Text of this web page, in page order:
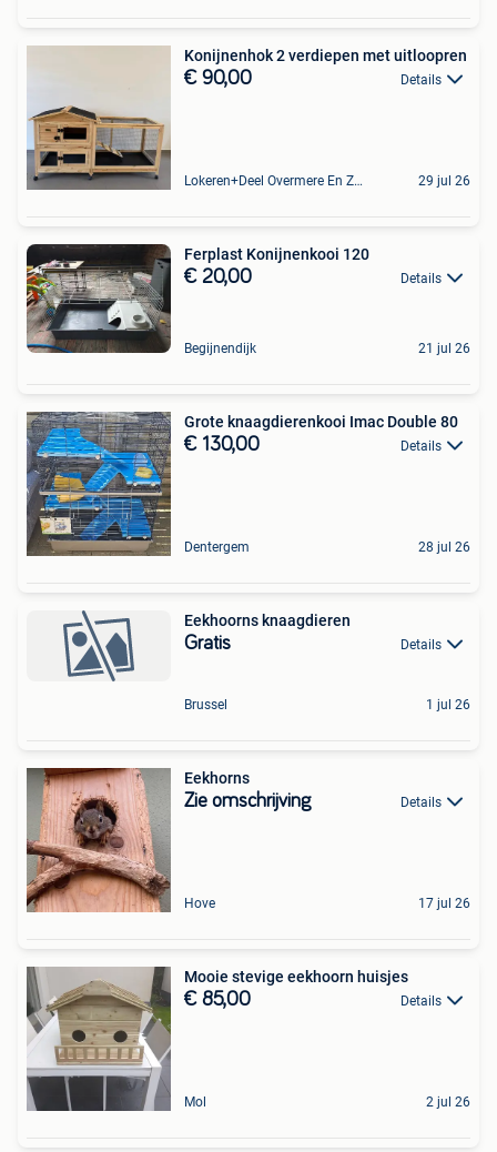
Konijnenhok 2 verdiepen met uitloopren
€ 90,00 Details
Lokeren+Deel Overmere En Zele 29 jul 26
Ferplast Konijnenkooi 120
€ 20,00 Details
Begijnendijk 21 jul 26
Grote knaagdierenkooi Imac Double 80
€ 130,00 Details
Dentergem 28 jul 26
Eekhoorns knaagdieren
Gratis Details
Brussel 1 jul 26
Eekhorns
Zie omschrijving Details
Hove 17 jul 26
Mooie stevige eekhoorn huisjes
€ 85,00 Details
Mol 2 jul 26